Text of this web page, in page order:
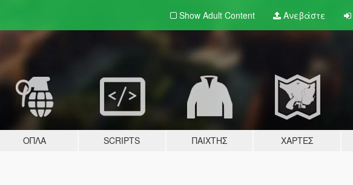
Show Adult Content Ανεβάστε
ΌΠΛΑ SCRIPTS ΠΑΊΧΤΗΣ ΧΆΡΤΕΣ